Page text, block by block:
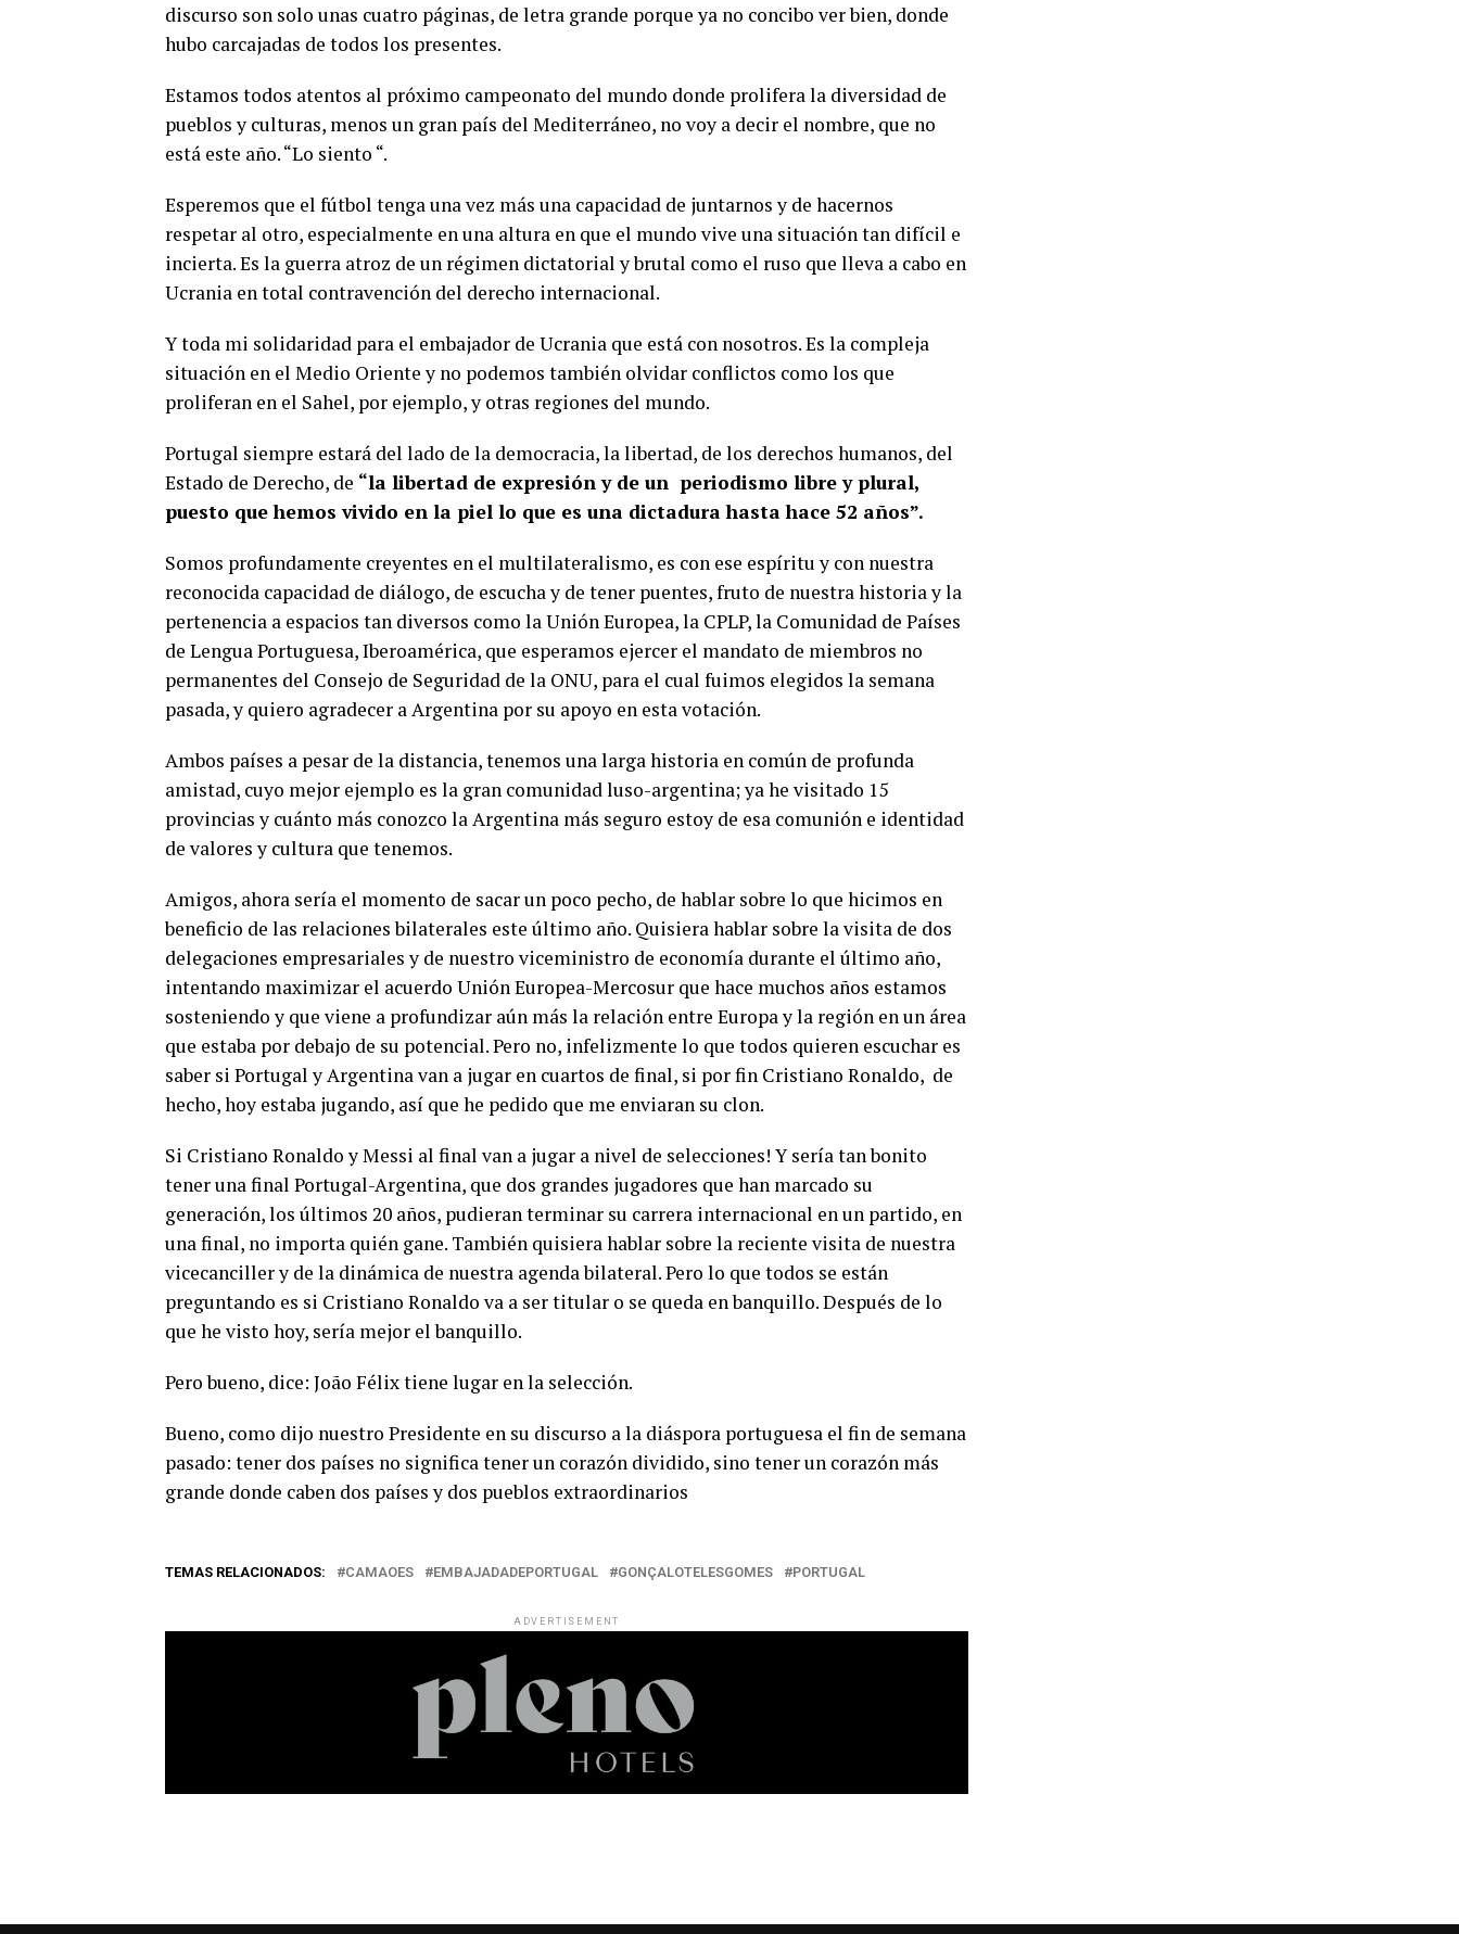
discurso son solo unas cuatro páginas, de letra grande porque ya no concibo ver bien, donde
hubo carcajadas de todos los presentes.
Estamos todos atentos al próximo campeonato del mundo donde prolifera la diversidad de
pueblos y culturas, menos un gran país del Mediterráneo, no voy a decir el nombre, que no
está este año. “Lo siento “.
Esperemos que el fútbol tenga una vez más una capacidad de juntarnos y de hacernos
respetar al otro, especialmente en una altura en que el mundo vive una situación tan difícil e
incierta. Es la guerra atroz de un régimen dictatorial y brutal como el ruso que lleva a cabo en
Ucrania en total contravención del derecho internacional.
Y toda mi solidaridad para el embajador de Ucrania que está con nosotros. Es la compleja
situación en el Medio Oriente y no podemos también olvidar conflictos como los que
proliferan en el Sahel, por ejemplo, y otras regiones del mundo.
Portugal siempre estará del lado de la democracia, la libertad, de los derechos humanos, del
Estado de Derecho, de “la libertad de expresión y de un periodismo libre y plural,
puesto que hemos vivido en la piel lo que es una dictadura hasta hace 52 años”.
Somos profundamente creyentes en el multilateralismo, es con ese espíritu y con nuestra
reconocida capacidad de diálogo, de escucha y de tener puentes, fruto de nuestra historia y la
pertenencia a espacios tan diversos como la Unión Europea, la CPLP, la Comunidad de Países
de Lengua Portuguesa, Iberoamérica, que esperamos ejercer el mandato de miembros no
permanentes del Consejo de Seguridad de la ONU, para el cual fuimos elegidos la semana
pasada, y quiero agradecer a Argentina por su apoyo en esta votación.
Ambos países a pesar de la distancia, tenemos una larga historia en común de profunda
amistad, cuyo mejor ejemplo es la gran comunidad luso-argentina; ya he visitado 15
provincias y cuánto más conozco la Argentina más seguro estoy de esa comunión e identidad
de valores y cultura que tenemos.
Amigos, ahora sería el momento de sacar un poco pecho, de hablar sobre lo que hicimos en
beneficio de las relaciones bilaterales este último año. Quisiera hablar sobre la visita de dos
delegaciones empresariales y de nuestro viceministro de economía durante el último año,
intentando maximizar el acuerdo Unión Europea-Mercosur que hace muchos años estamos
sosteniendo y que viene a profundizar aún más la relación entre Europa y la región en un área
que estaba por debajo de su potencial. Pero no, infelizmente lo que todos quieren escuchar es
saber si Portugal y Argentina van a jugar en cuartos de final, si por fin Cristiano Ronaldo, de
hecho, hoy estaba jugando, así que he pedido que me enviaran su clon.
Si Cristiano Ronaldo y Messi al final van a jugar a nivel de selecciones! Y sería tan bonito
tener una final Portugal-Argentina, que dos grandes jugadores que han marcado su
generación, los últimos 20 años, pudieran terminar su carrera internacional en un partido, en
una final, no importa quién gane. También quisiera hablar sobre la reciente visita de nuestra
vicecanciller y de la dinámica de nuestra agenda bilateral. Pero lo que todos se están
preguntando es si Cristiano Ronaldo va a ser titular o se queda en banquillo. Después de lo
que he visto hoy, sería mejor el banquillo.
Pero bueno, dice: João Félix tiene lugar en la selección.
Bueno, como dijo nuestro Presidente en su discurso a la diáspora portuguesa el fin de semana
pasado: tener dos países no significa tener un corazón dividido, sino tener un corazón más
grande donde caben dos países y dos pueblos extraordinarios
TEMAS RELACIONADOS: CAMAOES EMBAJADADEPORTUGAL GONÇALOTELESGOMES PORTUGAL
ADVERTISEMENT